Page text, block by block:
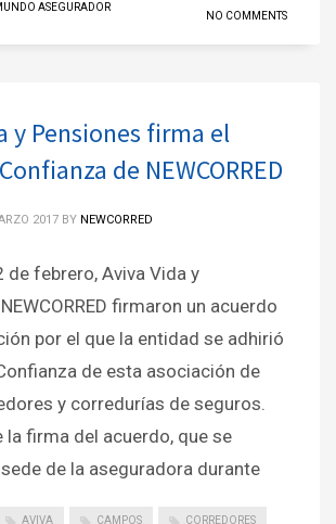
ASEGURADOR
NO COMMENTS
y Pensiones firma el
de NEWCORRED
2017 BY NEWCORRED
de febrero, Aviva Vida y
firmaron un acuerdo
por el que la entidad se adhirió
de esta asociación de
y corredurías de seguros.
la firma del acuerdo, que se
de la aseguradora durante
AVIVA CAMPOS CORREDORES